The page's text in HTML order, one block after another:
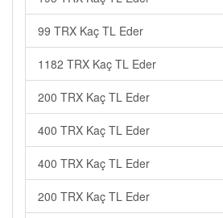
99 TRX Kaç TL Eder
1182 TRX Kaç TL Eder
200 TRX Kaç TL Eder
400 TRX Kaç TL Eder
400 TRX Kaç TL Eder
200 TRX Kaç TL Eder